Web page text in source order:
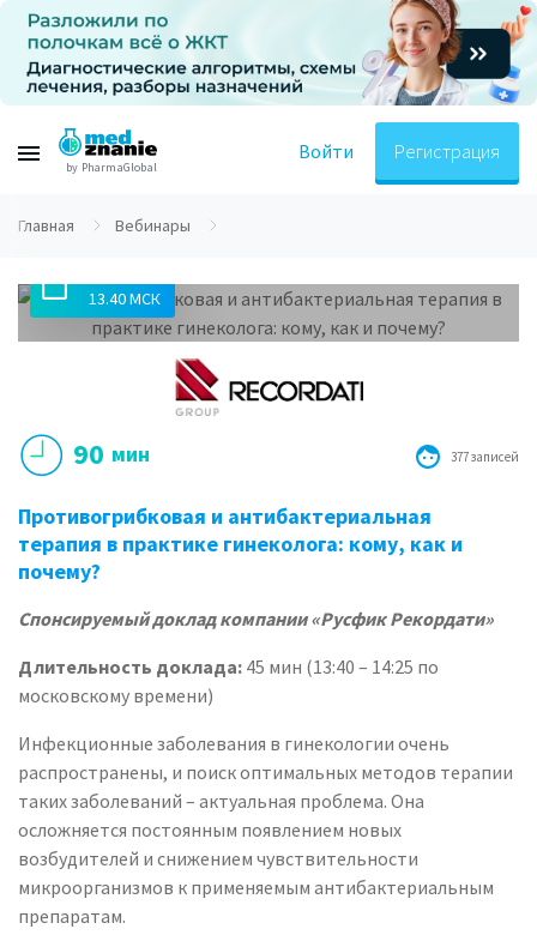
by PharmaGlobal
Войти Регистрация
Главная Вебинары
13.40 МСК
90 мин 377 записей
Противогрибковая и антибактериальная
терапия в практике гинеколога: кому, как и
почему?
Спонсируемый доклад компании «Русфик Рекордати»
Длительность доклада: 45 мин (13:40 – 14:25 по
московскому времени)
Инфекционные заболевания в гинекологии очень
распространены, и поиск оптимальных методов терапии
таких заболеваний – актуальная проблема. Она
осложняется постоянным появлением новых
возбудителей и снижением чувствительности
микроорганизмов к применяемым антибактериальным
препаратам.